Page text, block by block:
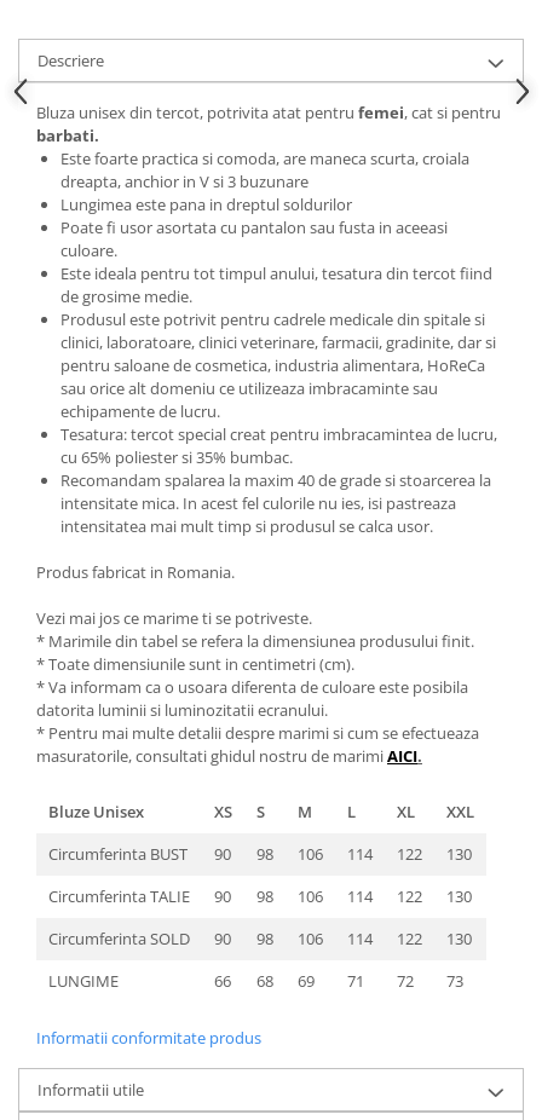
Descriere
Bluza unisex din tercot, potrivita atat pentru femei, cat si pentru
barbati.
Este foarte practica si comoda, are maneca scurta, croiala
dreapta, anchior in V si 3 buzunare
Lungimea este pana in dreptul soldurilor
Poate fi usor asortata cu pantalon sau fusta in aceeasi
culoare.
Este ideala pentru tot timpul anului, tesatura din tercot fiind
de grosime medie.
Produsul este potrivit pentru cadrele medicale din spitale si
clinici, laboratoare, clinici veterinare, farmacii, gradinite, dar si
pentru saloane de cosmetica, industria alimentara, HoReCa
sau orice alt domeniu ce utilizeaza imbracaminte sau
echipamente de lucru.
Tesatura: tercot special creat pentru imbracamintea de lucru,
cu 65% poliester si 35% bumbac.
Recomandam spalarea la maxim 40 de grade si stoarcerea la
intensitate mica. In acest fel culorile nu ies, isi pastreaza
intensitatea mai mult timp si produsul se calca usor.
Produs fabricat in Romania.
Vezi mai jos ce marime ti se potriveste.
* Marimile din tabel se refera la dimensiunea produsului finit.
* Toate dimensiunile sunt in centimetri (cm).
* Va informam ca o usoara diferenta de culoare este posibila
datorita luminii si luminozitatii ecranului.
* Pentru mai multe detalii despre marimi si cum se efectueaza
masuratorile, consultati ghidul nostru de marimiAICI.
Bluze Unisex XS S M L XL
XXL
Circumferinta BUST
90 98 106 114 122
130
Circumferinta TALIE
90 98 106 114 122
130
Circumferinta SOLD
90 98 106 114 122
130
LUNGIME
66 68 69 71 72 73
Informatii conformitate produs
Informatii utile